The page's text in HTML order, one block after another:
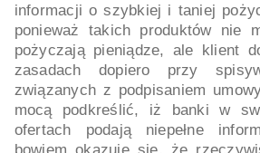
informacji o szybkiej i taniej
ponieważ takich produktów nie
pożyczają pieniądze, ale klient
zasadach dopiero przy
związanych z podpisaniem
mocą podkreślić, iż banki w
ofertach podają niepełne